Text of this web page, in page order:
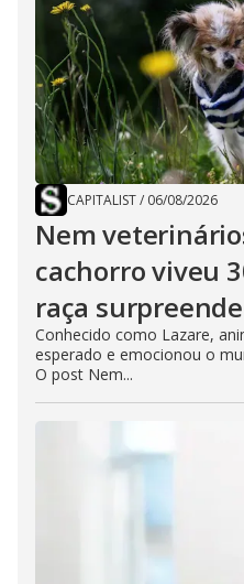
CAPITALIST/ 06/08/2026
Nem
cachorro viveu
raça
Conhecido como Lazare,
esperado e emocionou o
O post Nem...